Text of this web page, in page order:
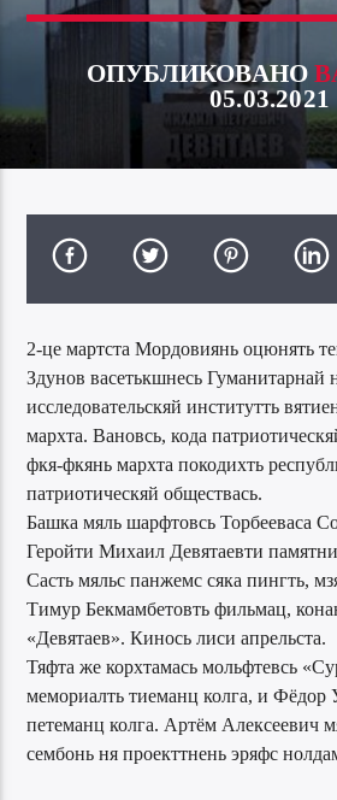
ОПУБЛИКОВАНО
05.03.2021
2-це мартста Мордовиянь оцюнять
Здунов васетькшнесь Гуманитарнай
исследовательскяй институтть
мархта. Вановсь, кода
фкя-фкянь мархта покодихть
патриотическяй обществась.
Башка мяль шарфтовсь Торбееваса
Геройти Михаил Девятаевти
Састь мяльс панжемс сяка пингть,
Тимур Бекмамбетовть фильмац,
«Девятаев». Кинось лиси апрельста.
Тяфта же корхтамась мольфтевсь
мемориалть тиеманц колга, и Фёдор
петеманц колга. Артём Алексеевич
сембонь ня проекттнень эряфс